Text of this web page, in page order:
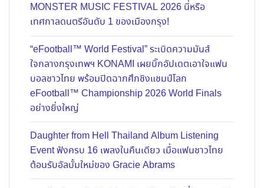
MONSTER MUSIC FESTIVAL 2026 นี่หรือ
เทศกาลดนตรีอันดับ 1 ของเมืองกรุง!
“eFootball™ World Festival” ระเบิดความมันส์
ใจกลางกรุงเทพฯ KONAMI เผยบิ๊กอัปเดตเอาใจแฟน
บอลชาวไทย พร้อมปิดฉากศึกชิงแชมป์โลก
eFootball™ Championship 2026 World Finals
อย่างยิ่งใหญ่
Daughter from Hell Thailand Album Listening
Event ฟังครบ 16 เพลงในคืนเดียว เมื่อแฟนชาวไทย
ต้อนรับอัลบั้มใหม่ของ Gracie Abrams